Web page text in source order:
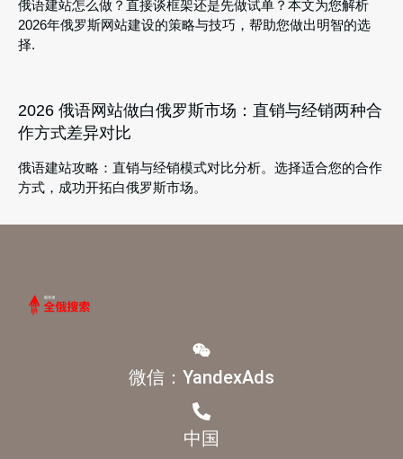
俄语建站怎么做？直接谈框架还是先做试单？本文为您解析
2026年俄罗斯网站建设的策略与技巧，帮助您做出明智的选
择.
2026 俄语网站做白俄罗斯市场：直销与经销两种合
作方式差异对比
俄语建站攻略：直销与经销模式对比分析。选择适合您的合作
方式，成功开拓白俄罗斯市场。
微信：YandexAds
中国